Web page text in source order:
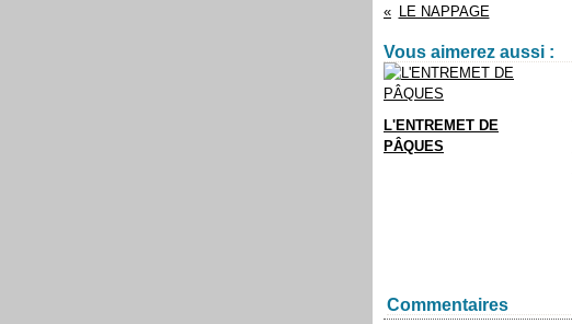
LE NAPPAGE
Vous aimerez aussi :
L'ENTREMET DE
PÂQUES
Commentaires